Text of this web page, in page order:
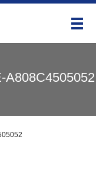
メ
A808C4505052